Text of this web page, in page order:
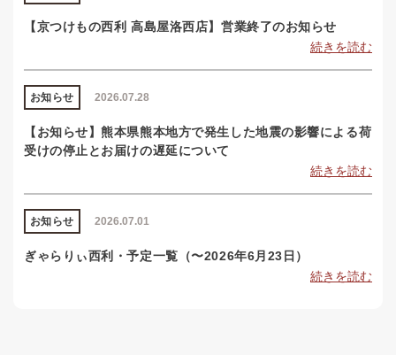
【京つけもの西利 高島屋洛西店】営業終了のお知らせ
続きを読む
2026.07.28
お知らせ
【お知らせ】熊本県熊本地方で発生した地震の影響による荷
受けの停止とお届けの遅延について
続きを読む
2026.07.01
お知らせ
ぎゃらりぃ西利・予定一覧（〜2026年6月23日）
続きを読む